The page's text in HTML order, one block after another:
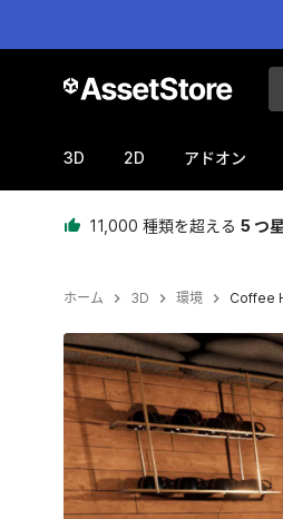
3D 2D アドオン
11,000 種類を超える 5 つ
ホーム 3D 環境 Coffee
現在のスライド：1 / 49